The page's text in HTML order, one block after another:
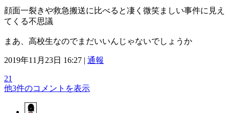
顔面一裂きや救急搬送に比べると凄く微笑ましい事件に見え
てくる不思議
まあ、高校生なのでまだいいんじゃないでしょうか
2019年11月23日 16:27 | 通報
21
他3件のコメントを表示